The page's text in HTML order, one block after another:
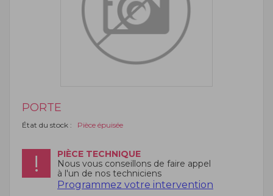
PORTE
État du stock : Pièce épuisée
PIÈCE TECHNIQUE
Nous vous conseillons de faire appel
à l'un de nos techniciens
Programmez votre intervention